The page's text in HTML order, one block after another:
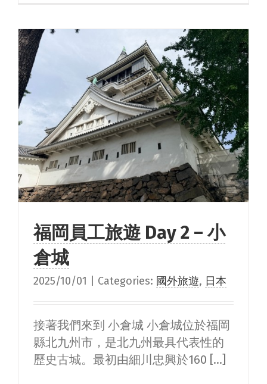
福岡員工旅遊 Day 2 – 小
倉城
2025/10/01 Categories: 國外旅遊, 日本
接著我們來到 小倉城 小倉城位於福岡
縣北九州市，是北九州最具代表性的
歷史古城。最初由細川忠興於160 [...]